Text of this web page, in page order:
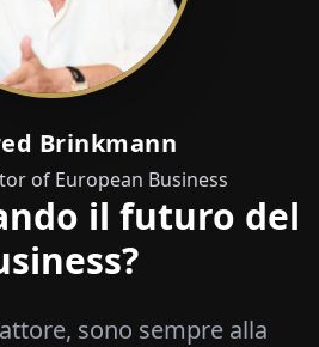
Brinkmann
of European Business
il futuro del
sono sempre alla